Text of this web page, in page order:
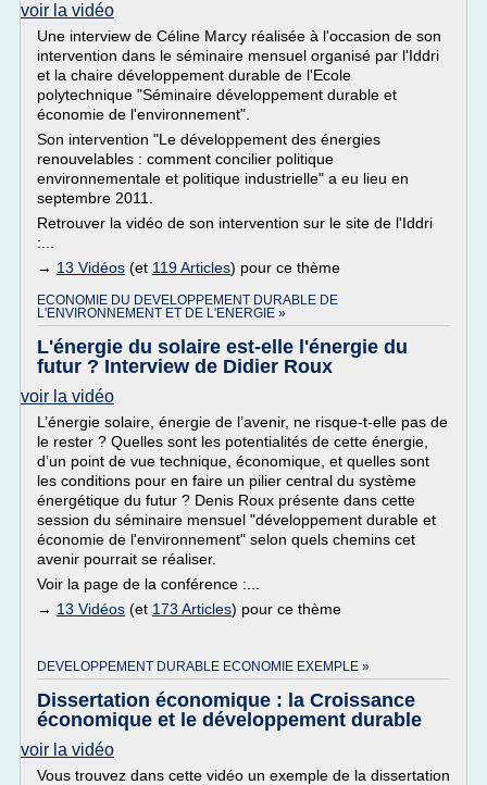
voir la vidéo
Une interview de Céline Marcy réalisée à l'occasion de son
intervention dans le séminaire mensuel organisé par l'Iddri
et la chaire développement durable de l'Ecole
polytechnique "Séminaire développement durable et
économie de l'environnement".
Son intervention "Le développement des énergies
renouvelables : comment concilier politique
environnementale et politique industrielle" a eu lieu en
septembre 2011.
Retrouver la vidéo de son intervention sur le site de l'Iddri
:...
→ 13 Vidéos (et 119 Articles) pour ce thème
ECONOMIE DU DEVELOPPEMENT DURABLE DE
L'ENVIRONNEMENT ET DE L'ENERGIE »
L'énergie du solaire est-elle l'énergie du
futur ? Interview de Didier Roux
voir la vidéo
L’énergie solaire, énergie de l’avenir, ne risque-t-elle pas de
le rester ? Quelles sont les potentialités de cette énergie,
d’un point de vue technique, économique, et quelles sont
les conditions pour en faire un pilier central du système
énergétique du futur ? Denis Roux présente dans cette
session du séminaire mensuel "développement durable et
économie de l'environnement" selon quels chemins cet
avenir pourrait se réaliser.
Voir la page de la conférence :...
→ 13 Vidéos (et 173 Articles) pour ce thème
DEVELOPPEMENT DURABLE ECONOMIE EXEMPLE »
Dissertation économique : la Croissance
économique et le développement durable
voir la vidéo
Vous trouvez dans cette vidéo un exemple de la dissertation